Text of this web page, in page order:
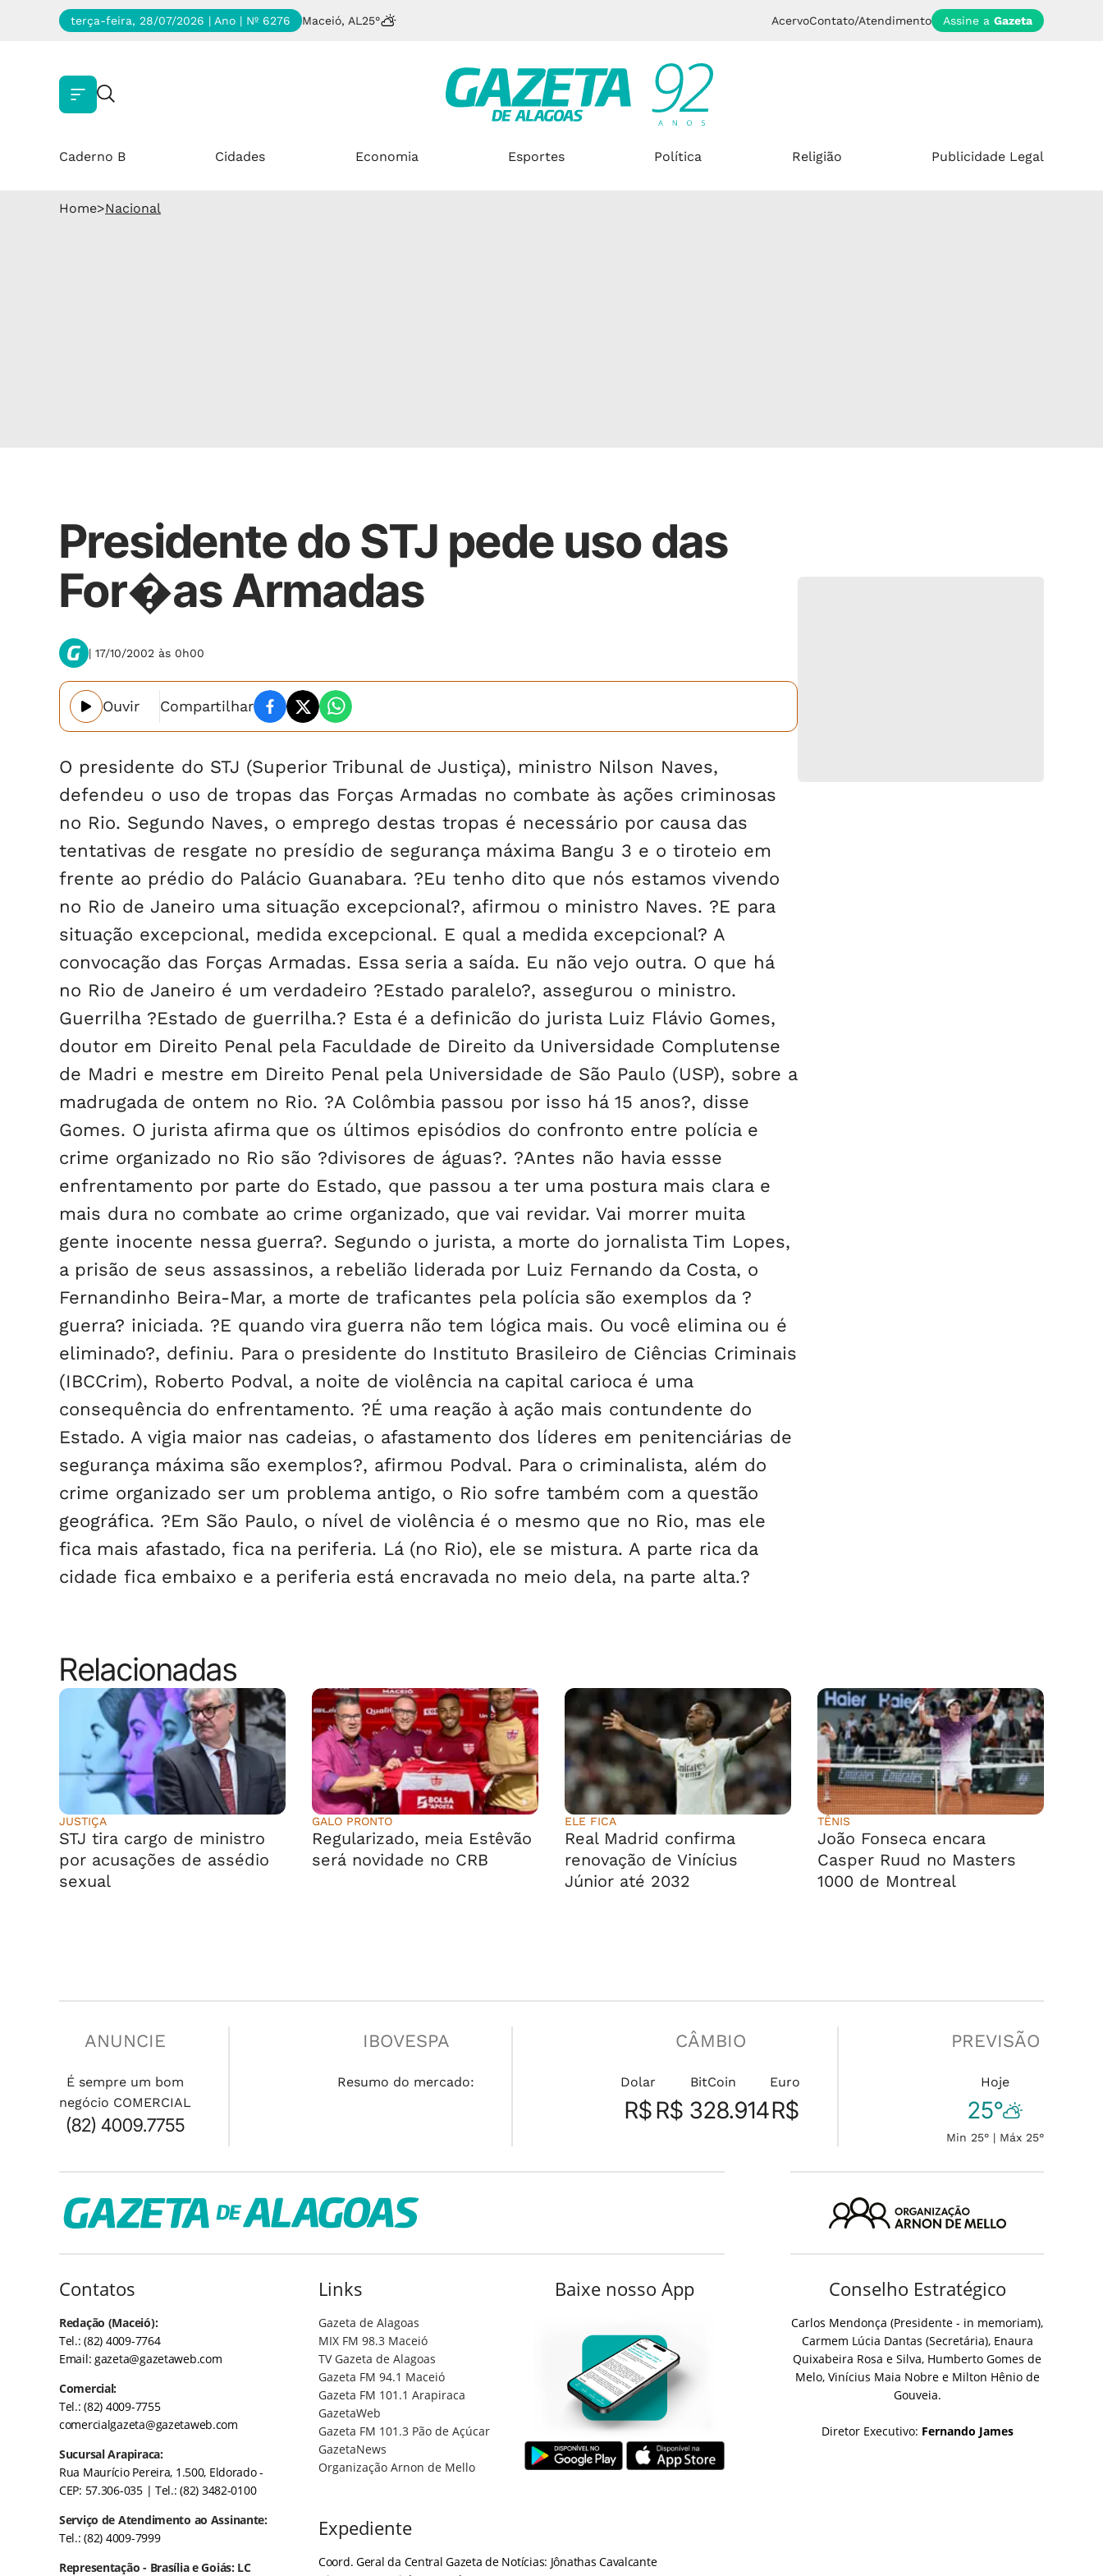
terça-feira, 28/07/2026 | Ano | Nº 6276 Maceió, AL 25° AcervoContato/Atendimento Assine a Gazeta
Caderno B Cidades Economia Esportes Política Religião Publicidade Legal
Home>Nacional
Presidente do STJ pede uso das
For�as Armadas
| 17/10/2002 às 0h00
Ouvir Compartilhar
O presidente do STJ (Superior Tribunal de Justiça), ministro Nilson Naves,
defendeu o uso de tropas das Forças Armadas no combate às ações criminosas
no Rio. Segundo Naves, o emprego destas tropas é necessário por causa das
tentativas de resgate no presídio de segurança máxima Bangu 3 e o tiroteio em
frente ao prédio do Palácio Guanabara. ?Eu tenho dito que nós estamos vivendo
no Rio de Janeiro uma situação excepcional?, afirmou o ministro Naves. ?E para
situação excepcional, medida excepcional. E qual a medida excepcional? A
convocação das Forças Armadas. Essa seria a saída. Eu não vejo outra. O que há
no Rio de Janeiro é um verdadeiro ?Estado paralelo?, assegurou o ministro.
Guerrilha ?Estado de guerrilha.? Esta é a definicão do jurista Luiz Flávio Gomes,
doutor em Direito Penal pela Faculdade de Direito da Universidade Complutense
de Madri e mestre em Direito Penal pela Universidade de São Paulo (USP), sobre a
madrugada de ontem no Rio. ?A Colômbia passou por isso há 15 anos?, disse
Gomes. O jurista afirma que os últimos episódios do confronto entre polícia e
crime organizado no Rio são ?divisores de águas?. ?Antes não havia essse
enfrentamento por parte do Estado, que passou a ter uma postura mais clara e
mais dura no combate ao crime organizado, que vai revidar. Vai morrer muita
gente inocente nessa guerra?. Segundo o jurista, a morte do jornalista Tim Lopes,
a prisão de seus assassinos, a rebelião liderada por Luiz Fernando da Costa, o
Fernandinho Beira-Mar, a morte de traficantes pela polícia são exemplos da ?
guerra? iniciada. ?E quando vira guerra não tem lógica mais. Ou você elimina ou é
eliminado?, definiu. Para o presidente do Instituto Brasileiro de Ciências Criminais
(IBCCrim), Roberto Podval, a noite de violência na capital carioca é uma
consequência do enfrentamento. ?É uma reação à ação mais contundente do
Estado. A vigia maior nas cadeias, o afastamento dos líderes em penitenciárias de
segurança máxima são exemplos?, afirmou Podval. Para o criminalista, além do
crime organizado ser um problema antigo, o Rio sofre também com a questão
geográfica. ?Em São Paulo, o nível de violência é o mesmo que no Rio, mas ele
fica mais afastado, fica na periferia. Lá (no Rio), ele se mistura. A parte rica da
cidade fica embaixo e a periferia está encravada no meio dela, na parte alta.?
Relacionadas
JUSTIÇA
STJ tira cargo de ministro
por acusações de assédio
sexual
GALO PRONTO
Regularizado, meia Estêvão
será novidade no CRB
ELE FICA
Real Madrid confirma
renovação de Vinícius
Júnior até 2032
TÊNIS
João Fonseca encara
Casper Ruud no Masters
1000 de Montreal
ANUNCIE
É sempre um bom
negócio COMERCIAL
(82) 4009.7755
IBOVESPA
Resumo do mercado:
CÂMBIO
Dolar
R$
BitCoin
R$ 328.914
Euro
R$
PREVISÃO
Hoje
25°
Min 25° | Máx 25°
Contatos
Redação (Maceió):
Tel.: (82) 4009-7764
Email:gazeta@gazetaweb.com
Comercial:
Tel.: (82) 4009-7755
comercialgazeta@gazetaweb.com
Sucursal Arapiraca:
Rua Maurício Pereira, 1.500, Eldorado -
CEP: 57.306-035 | Tel.: (82) 3482-0100
Serviço de Atendimento ao Assinante:
Tel.: (82) 4009-7999
Representação - Brasília e Goiás: LC
Links
Gazeta de Alagoas
MIX FM 98.3 Maceió
TV Gazeta de Alagoas
Gazeta FM 94.1 Maceió
Gazeta FM 101.1 Arapiraca
GazetaWeb
Gazeta FM 101.3 Pão de Açúcar
GazetaNews
Organização Arnon de Mello
Expediente
Coord. Geral da Central Gazeta de Notícias: Jônathas Cavalcante
Baixe nosso App Conselho Estratégico
Carlos Mendonça (Presidente - in memoriam),
Carmem Lúcia Dantas (Secretária), Enaura
Quixabeira Rosa e Silva, Humberto Gomes de
Melo, Vinícius Maia Nobre e Milton Hênio de
Gouveia.
Diretor Executivo: Fernando James